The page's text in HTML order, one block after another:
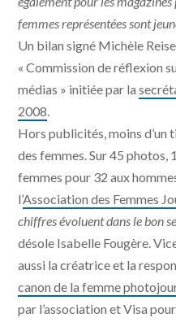
femmes représentées sont
Un bilan signé Michèle
« Commission de réflexion
médias » initiée par la
2008.
Hors publicités, moins d’un
des femmes. Sur 45 photos,
femmes pour 32 aux
l’Association des Femmes
chiffres évoluent dans le bon
désole Isabelle Fougère.
aussi la créatrice et la
canon de la femme
par l’association et Visa